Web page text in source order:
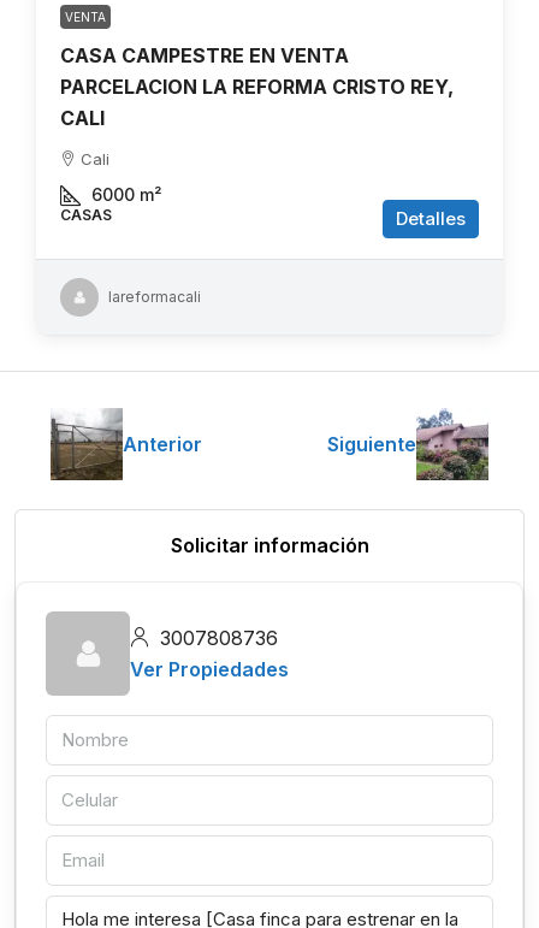
VENTA
CASA CAMPESTRE EN VENTA
PARCELACION LA REFORMA CRISTO REY,
CALI
Cali
6000 m²
CASAS Detalles
lareformacali
Anterior Siguiente
Solicitar información
3007808736
Ver Propiedades